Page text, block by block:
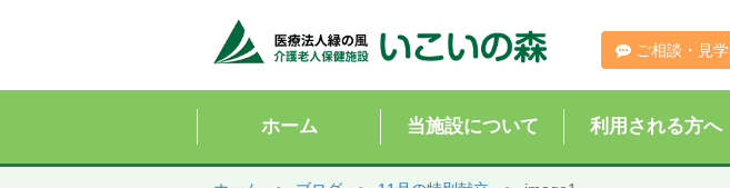
ご相談・見学
ホーム 当施設について 利用される方へ